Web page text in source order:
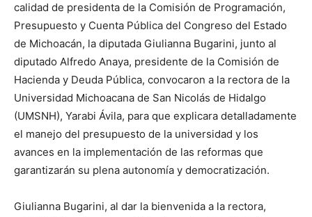
calidad de presidenta de la Comisión de Programación,
Presupuesto y Cuenta Pública del Congreso del Estado
de Michoacán, la diputada Giulianna Bugarini, junto al
diputado Alfredo Anaya, presidente de la Comisión de
Hacienda y Deuda Pública, convocaron a la rectora de la
Universidad Michoacana de San Nicolás de Hidalgo
(UMSNH), Yarabi Ávila, para que explicara detalladamente
el manejo del presupuesto de la universidad y los
avances en la implementación de las reformas que
garantizarán su plena autonomía y democratización.
Giulianna Bugarini, al dar la bienvenida a la rectora,